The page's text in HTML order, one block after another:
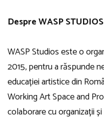
Despre WASP STUDIOS
WASP Studios este o
2015, pentru a răspunde
educației artistice din
Working Art Space and
colaborare cu organizații